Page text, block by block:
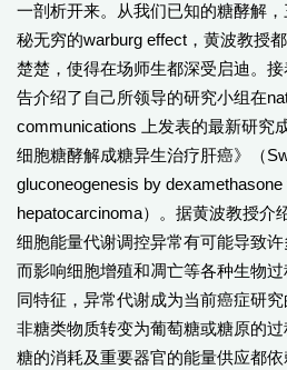
一剖析开来。从我们已知的糖酵解
秘无穷的warburg effect，黄波教授
楚楚，使得在场师生都深受启迪。
告介绍了自己所领导的研究小组在
communications 上发表的最新研究
细胞糖酵解成糖异生治疗肝癌》（
gluconeogenesis by
hepatocarcinoma）。据黄波教授介
细胞能量代谢调控异常有可能导致
而影响细胞增殖和凋亡等各种生物
同特征，异常代谢成为当前癌症研
非糖类物质转变为葡萄糖或糖原的
糖的消耗及重要器官的能量供应都